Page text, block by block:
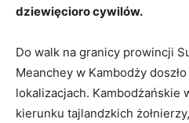
dziewięcioro cywilów.
Do walk na granicy prowincji
Meanchey w Kambodży
lokalizacjach. Kambodżańskie
kierunku tajlandzkich